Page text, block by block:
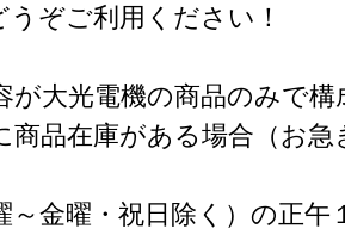
ぞご利用ください！
大光電機の商品のみで構
品在庫がある場合（お急
金曜・祝日除く）の正午